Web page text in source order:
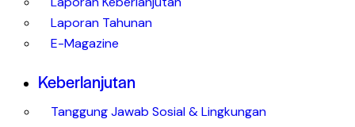
Laporan Tahunan
E-Magazine
Keberlanjutan
Tanggung Jawab Sosial & Lingkungan